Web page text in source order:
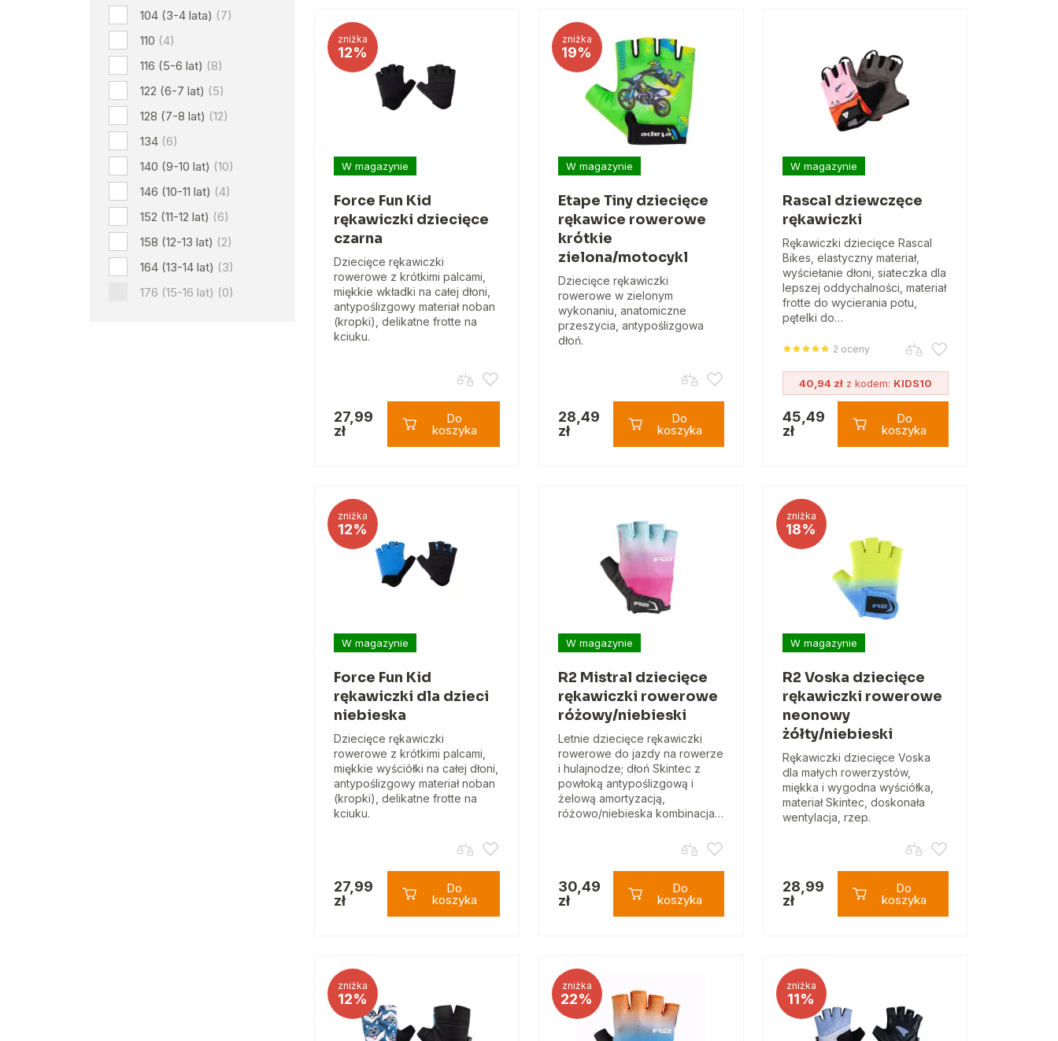
104 (3-4 lata) (7)
110 (4)
116 (5-6 lat) (8)
122 (6-7 lat) (5)
128 (7-8 lat) (12)
134 (6)
140 (9-10 lat) (10)
146 (10-11 lat) (4)
152 (11-12 lat) (6)
158 (12-13 lat) (2)
164 (13-14 lat) (3)
176 (15-16 lat) (0)
zniżka
12%
W magazynie
Force Fun Kid
rękawiczki dziecięce
czarna
Dziecięce rękawiczki
rowerowe z krótkimi palcami,
miękkie wkładki na całej dłoni,
antypoślizgowy materiał noban
(kropki), delikatne frotte na
kciuku.
27,99
zł
Do
koszyka
zniżka
19%
W magazynie
Etape Tiny dziecięce
rękawice rowerowe
krótkie
zielona/motocykl
Dziecięce rękawiczki
rowerowe w zielonym
wykonaniu, anatomiczne
przeszycia, antypoślizgowa
dłoń.
28,49
zł
Do
koszyka
W magazynie
Rascal dziewczęce
rękawiczki
Rękawiczki dziecięce Rascal
Bikes, elastyczny materiał,
wyściełanie dłoni, siateczka dla
lepszej oddychalności, materiał
frotte do wycierania potu,
pętelki do…
2 oceny
40,94 złz kodem: KIDS10
45,49
zł
Do
koszyka
zniżka
12%
W magazynie
Force Fun Kid
rękawiczki dla dzieci
niebieska
Dziecięce rękawiczki
rowerowe z krótkimi palcami,
miękkie wyściółki na całej dłoni,
antypoślizgowy materiał noban
(kropki), delikatne frotte na
kciuku.
27,99
zł
Do
koszyka
W magazynie
R2 Mistral dziecięce
rękawiczki rowerowe
różowy/niebieski
Letnie dziecięce rękawiczki
rowerowe do jazdy na rowerze
i hulajnodze; dłoń Skintec z
powłoką antypoślizgową i
żelową amortyzacją,
różowo/niebieska kombinacja…
30,49
zł
Do
koszyka
zniżka
18%
W magazynie
R2 Voska dziecięce
rękawiczki rowerowe
neonowy
żółty/niebieski
Rękawiczki dziecięce Voska
dla małych rowerzystów,
miękka i wygodna wyściółka,
materiał Skintec, doskonała
wentylacja, rzep.
28,99
zł
Do
koszyka
zniżka
12%
zniżka
22%
zniżka
11%